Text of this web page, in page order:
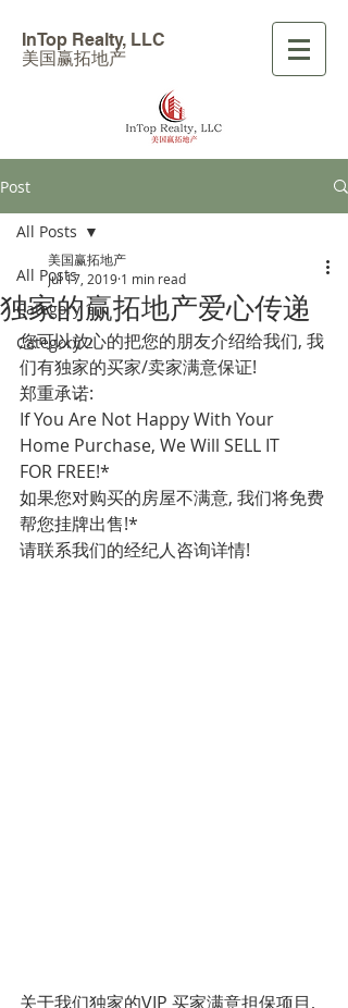
InTop Realty, LLC
美国赢拓地产
Post
All Posts
Category 1
Category 2
All Posts
独家的赢拓地产爱心传递
美国赢拓地产
Jul 17, 2019 1 min read
您可以放心的把您的朋友介绍给我们, 我
们有独家的买家/卖家满意保证!
郑重承诺:
If You Are Not Happy With Your
Home Purchase, We Will SELL IT
FOR FREE!*
如果您对购买的房屋不满意, 我们将免费
帮您挂牌出售!*
请联系我们的经纪人咨询详情!
关于我们独家的VIP 买家满意担保项目,